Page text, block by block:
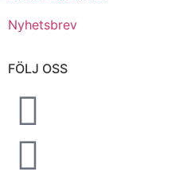
Nyhetsbrev
FÖLJ OSS